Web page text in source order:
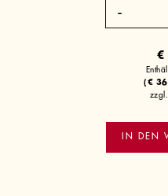
€
( €
zzgl.
IN DEN